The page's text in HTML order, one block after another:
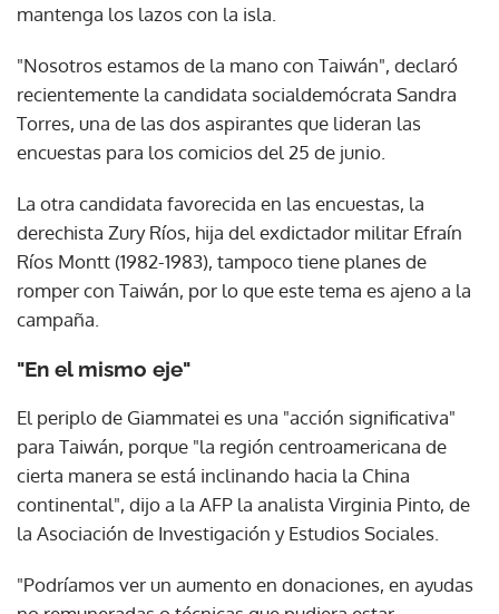
mantenga los lazos con la isla.
"Nosotros estamos de la mano con Taiwán", declaró
recientemente la candidata socialdemócrata Sandra
Torres, una de las dos aspirantes que lideran las
encuestas para los comicios del 25 de junio.
La otra candidata favorecida en las encuestas, la
derechista Zury Ríos, hija del exdictador militar Efraín
Ríos Montt (1982-1983), tampoco tiene planes de
romper con Taiwán, por lo que este tema es ajeno a la
campaña.
"En el mismo eje"
El periplo de Giammatei es una "acción significativa"
para Taiwán, porque "la región centroamericana de
cierta manera se está inclinando hacia la China
continental", dijo a la AFP la analista Virginia Pinto, de
la Asociación de Investigación y Estudios Sociales.
"Podríamos ver un aumento en donaciones, en ayudas